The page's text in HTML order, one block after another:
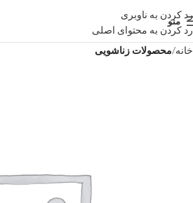
رد کردن به ناوبری
رد کردن به محتوای اصلی
منو
خانه محصولات زناشویی